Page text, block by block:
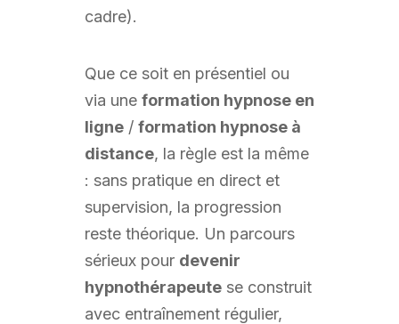
cadre).
Que ce soit en présentiel ou
via une formation hypnose en
ligne/ formation hypnose à
distance, la règle est la même
: sans pratique en direct et
supervision, la progression
reste théorique. Un parcours
sérieux pour devenir
hypnothérapeutese construit
avec entraînement régulier,